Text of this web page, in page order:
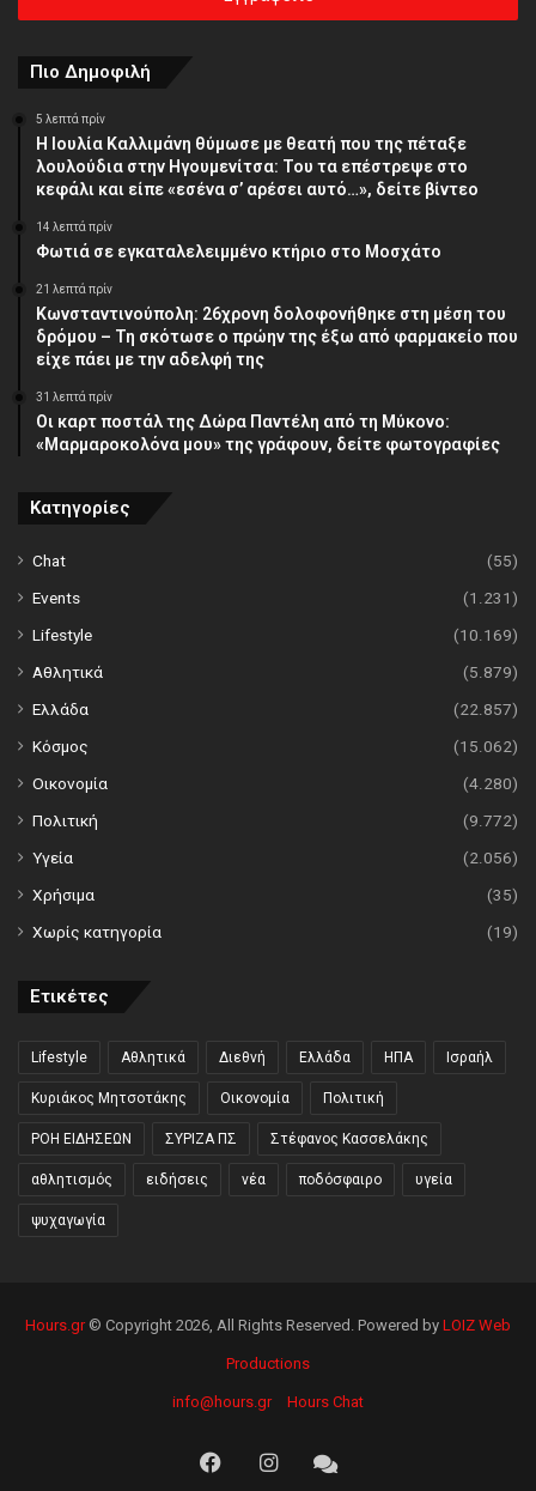
διεύθυνση
Πιο Δημοφιλή
5 λεπτά πρίν
Η Ιουλία Καλλιμάνη θύμωσε με θεατή που της πέταξε
λουλούδια στην Ηγουμενίτσα: Του τα επέστρεψε στο
κεφάλι και είπε «εσένα σ’ αρέσει αυτό…», δείτε βίντεο
14 λεπτά πρίν
Φωτιά σε εγκαταλελειμμένο κτήριο στο Μοσχάτο
21 λεπτά πρίν
Κωνσταντινούπολη: 26χρονη δολοφονήθηκε στη μέση του
δρόμου – Τη σκότωσε ο πρώην της έξω από φαρμακείο που
είχε πάει με την αδελφή της
31 λεπτά πρίν
Οι καρτ ποστάλ της Δώρα Παντέλη από τη Μύκονο:
«Μαρμαροκολόνα μου» της γράφουν, δείτε φωτογραφίες
Κατηγορίες
Chat
(55)
Events
(1.231)
Lifestyle
(10.169)
Αθλητικά
(5.879)
Ελλάδα
(22.857)
Κόσμος
(15.062)
Οικονομία
(4.280)
Πολιτική
(9.772)
Υγεία
(2.056)
Χρήσιμα
(35)
Χωρίς κατηγορία
(19)
Ετικέτες
Lifestyle Αθλητικά Διεθνή Ελλάδα ΗΠΑ Ισραήλ
Κυριάκος Μητσοτάκης Οικονομία Πολιτική
ΡΟΗ ΕΙΔΗΣΕΩΝ ΣΥΡΙΖΑ ΠΣ Στέφανος Κασσελάκης
αθλητισμός ειδήσεις νέα ποδόσφαιρο υγεία
ψυχαγωγία
Hours.gr© Copyright 2026, All Rights Reserved. Powered by LOIZ Web
Productions
info@hours.gr Hours Chat
FacebookInstagramHours